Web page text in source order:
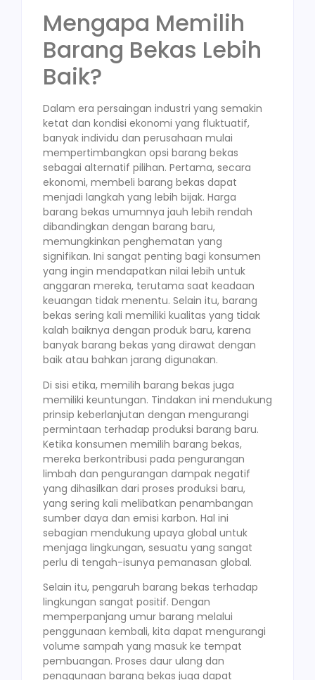
Mengapa Memilih
Barang Bekas Lebih
Baik?
Dalam era persaingan industri yang semakin
ketat dan kondisi ekonomi yang fluktuatif,
banyak individu dan perusahaan mulai
mempertimbangkan opsi barang bekas
sebagai alternatif pilihan. Pertama, secara
ekonomi, membeli barang bekas dapat
menjadi langkah yang lebih bijak. Harga
barang bekas umumnya jauh lebih rendah
dibandingkan dengan barang baru,
memungkinkan penghematan yang
signifikan. Ini sangat penting bagi konsumen
yang ingin mendapatkan nilai lebih untuk
anggaran mereka, terutama saat keadaan
keuangan tidak menentu. Selain itu, barang
bekas sering kali memiliki kualitas yang tidak
kalah baiknya dengan produk baru, karena
banyak barang bekas yang dirawat dengan
baik atau bahkan jarang digunakan.
Di sisi etika, memilih barang bekas juga
memiliki keuntungan. Tindakan ini mendukung
prinsip keberlanjutan dengan mengurangi
permintaan terhadap produksi barang baru.
Ketika konsumen memilih barang bekas,
mereka berkontribusi pada pengurangan
limbah dan pengurangan dampak negatif
yang dihasilkan dari proses produksi baru,
yang sering kali melibatkan penambangan
sumber daya dan emisi karbon. Hal ini
sebagian mendukung upaya global untuk
menjaga lingkungan, sesuatu yang sangat
perlu di tengah-isunya pemanasan global.
Selain itu, pengaruh barang bekas terhadap
lingkungan sangat positif. Dengan
memperpanjang umur barang melalui
penggunaan kembali, kita dapat mengurangi
volume sampah yang masuk ke tempat
pembuangan. Proses daur ulang dan
penggunaan barang bekas juga dapat